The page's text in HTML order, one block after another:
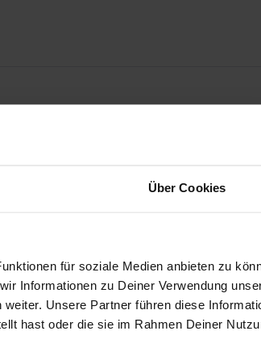
Über Cookies
für soziale Medien anbieten zu
Informationen zu Deiner Verwendung
Unsere Partner führen diese
hast oder die sie im Rahmen Deiner